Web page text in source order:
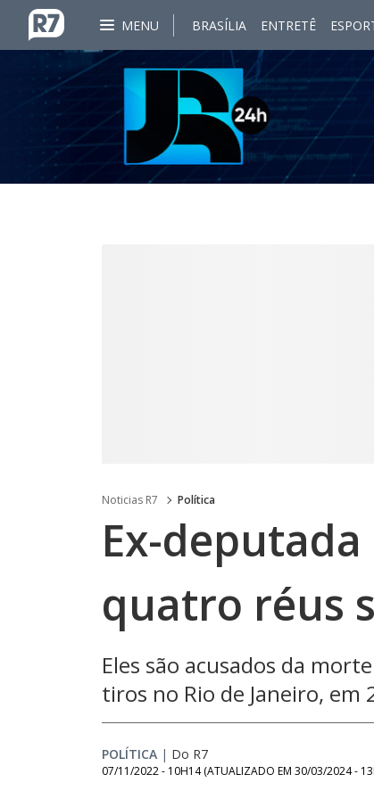
MENU BRASÍLIA ENTRETÊ
Noticias R7 Política
Ex-
quatro réus
Eles são acusados da
tiros no Rio de Janeiro, em
POLÍTICA | Do R7
07/11/2022 - 10H14 (ATUALIZADO EM 30/03/2024 -